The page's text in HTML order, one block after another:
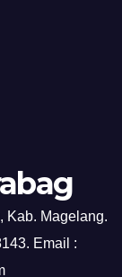
Kab. Magelang.
Email :